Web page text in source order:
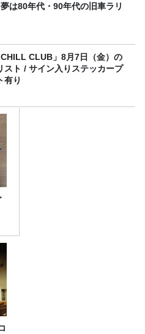
は80年代・90年代の旧車ラリ
CHILL CLUB」8月7日（金）の
スト / サイン入りステッカープ
有り